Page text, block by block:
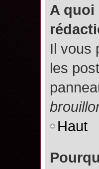
A quoi
Il vous
les
Haut